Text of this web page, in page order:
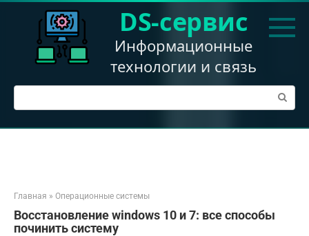
Перейти
DS-сервис
Информационные
технологии и связь
Поиск:
Главная » Операционные системы
Восстановление windows 10 и 7: все способы
починить систему